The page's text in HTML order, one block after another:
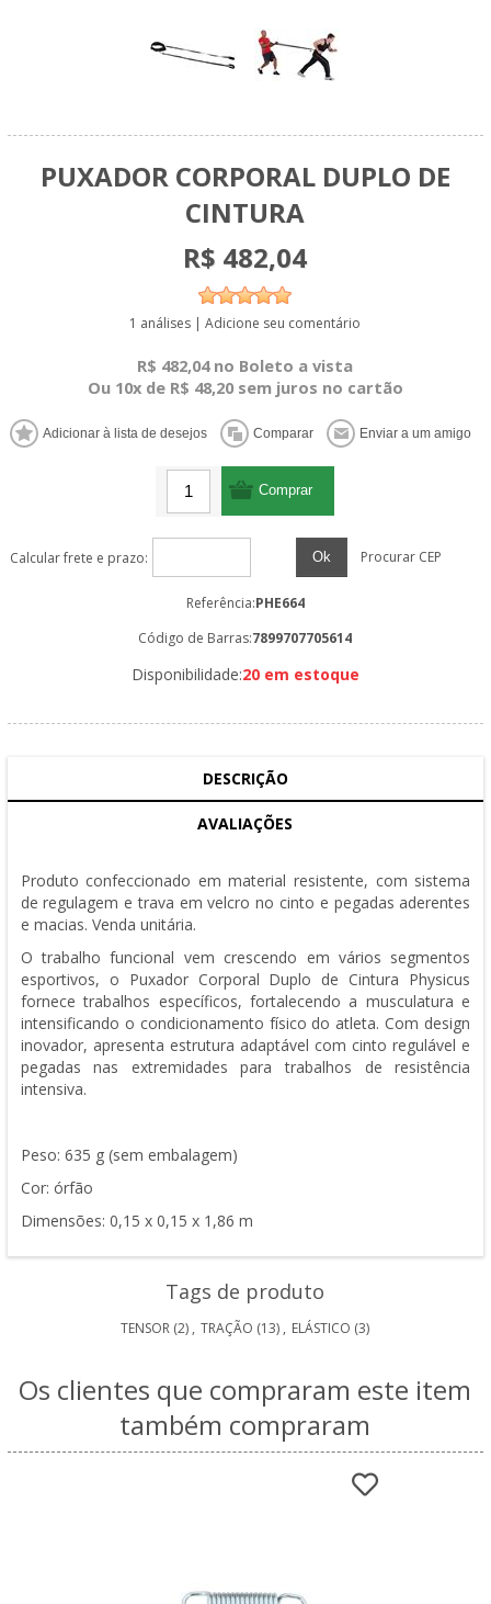
PUXADOR CORPORAL DUPLO DE
CINTURA
R$ 482,04
1 análises | Adicione seu comentário
R$ 482,04 no Boleto a vista
Ou 10x de R$ 48,20 sem juros no cartão
Calcular frete e prazo: Ok Procurar CEP
Referência:PHE664
Código de Barras:7899707705614
Disponibilidade:20 em estoque
DESCRIÇÃO
AVALIAÇÕES
Produto confeccionado em material resistente, com sistema
de regulagem e trava em velcro no cinto e pegadas aderentes
e macias. Venda unitária.
O trabalho funcional vem crescendo em vários segmentos
esportivos, o Puxador Corporal Duplo de Cintura Physicus
fornece trabalhos específicos, fortalecendo a musculatura e
intensificando o condicionamento físico do atleta. Com design
inovador, apresenta estrutura adaptável com cinto regulável e
pegadas nas extremidades para trabalhos de resistência
intensiva.
Peso: 635 g (sem embalagem)
Cor: órfão
Dimensões: 0,15 x 0,15 x 1,86 m
Tags de produto
TENSOR (2) , TRAÇÃO (13) , ELÁSTICO (3)
Os clientes que compraram este item
também compraram